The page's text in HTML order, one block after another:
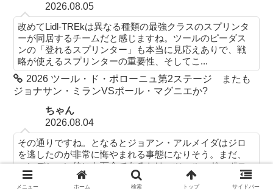
2026.08.05
改めてLidl-TREkは異なる種類の最強クラスのスプリンタ
ーが同居するチームだと感じますね。ツールのピーダス
ンの「登れるスプリンター」も本当に見応えありで、戦
略が使えるスプリンターの重要性、そしてこ...
2026 ツール・ド・ポローニュ第2ステージ またも
ジョナサン・ミランVSポール・マグニエか?
ちゃん
2026.08.04
その通りですね。となるとジョアン・アルメイダはジロ
を逃したのが非常に悔やまれる事態になりそう。まだ、
コンデション的にも万全であるかは、ツール・ド・ポロ
ーニュを見てからではないとわからないですね。
メニュー ホーム 検索 トップ サイドバー